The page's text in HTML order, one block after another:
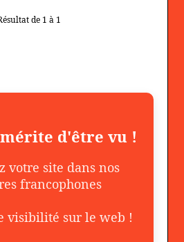
de 1 à 1
d'être vu !
votre site dans nos
francophones
visibilité sur le web !